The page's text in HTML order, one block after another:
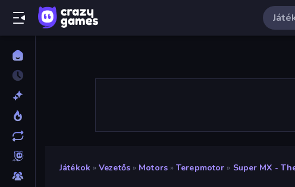
Játékok » Vezetős » Motors » Terepmotor » Super MX -